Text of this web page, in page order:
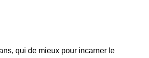
qui de mieux pour incarner le